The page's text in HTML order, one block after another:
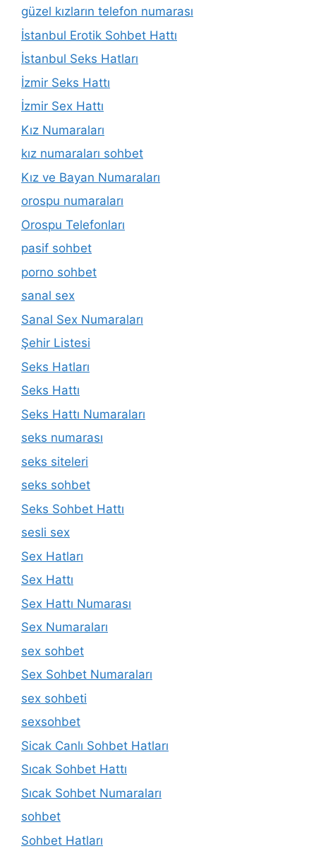
güzel kızların telefon numarası
İstanbul Erotik Sohbet Hattı
İstanbul Seks Hatları
İzmir Seks Hattı
İzmir Sex Hattı
Kız Numaraları
kız numaraları sohbet
Kız ve Bayan Numaraları
orospu numaraları
Orospu Telefonları
pasif sohbet
porno sohbet
sanal sex
Sanal Sex Numaraları
Şehir Listesi
Seks Hatları
Seks Hattı
Seks Hattı Numaraları
seks numarası
seks siteleri
seks sohbet
Seks Sohbet Hattı
sesli sex
Sex Hatları
Sex Hattı
Sex Hattı Numarası
Sex Numaraları
sex sohbet
Sex Sohbet Numaraları
sex sohbeti
sexsohbet
Sicak Canlı Sohbet Hatları
Sıcak Sohbet Hattı
Sıcak Sohbet Numaraları
sohbet
Sohbet Hatları